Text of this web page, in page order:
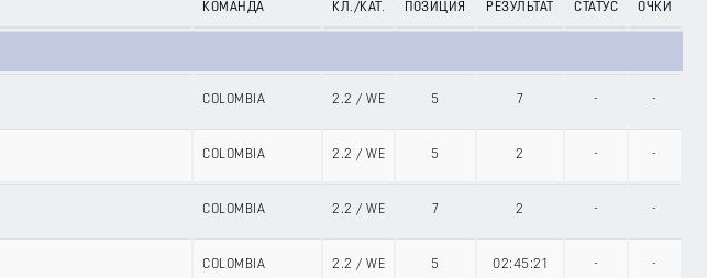
КОМАНДА КЛ./КАТ. ПОЗИЦИЯ РЕЗУЛЬТАТ СТАТУС ОЧКИ
COLOMBIA 2.2 / WE 5 7 - -
COLOMBIA 2.2 / WE 5 2 - -
COLOMBIA 2.2 / WE 7 2 - -
COLOMBIA 2.2 / WE 5 02:45:21 - -